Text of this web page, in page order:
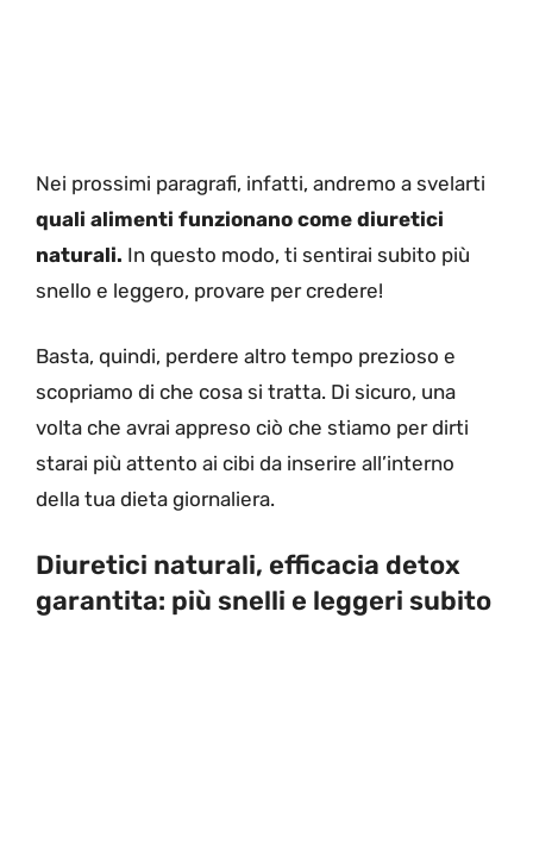
Nei prossimi paragrafi, infatti, andremo a svelarti
quali alimenti funzionano come diuretici
naturali. In questo modo, ti sentirai subito più
snello e leggero, provare per credere!
Basta, quindi, perdere altro tempo prezioso e
scopriamo di che cosa si tratta. Di sicuro, una
volta che avrai appreso ciò che stiamo per dirti
starai più attento ai cibi da inserire all’interno
della tua dieta giornaliera.
Diuretici naturali, efficacia detox
garantita: più snelli e leggeri subito